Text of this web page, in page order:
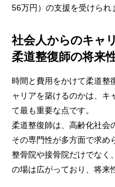
56万円）の支援を受けられ
社会人からのキャ
柔道整復師の将来
時間と費用をかけて柔道整
ャリアを築けるのかは、キ
て最も重要な点です。
柔道整復師は、高齢化社会
その専門性が多方面で求め
整骨院や接骨院だけでなく
の場は広がっており、将来